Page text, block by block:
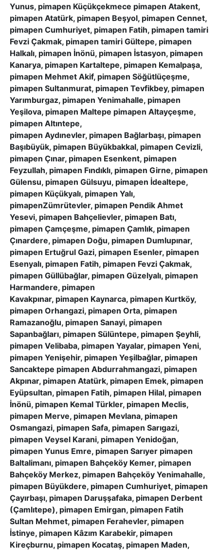
Yunus, pimapen Küçükçekmece pimapen Atakent,
pimapen Atatürk, pimapen Beşyol, pimapen Cennet,
pimapen Cumhuriyet, pimapen Fatih, pimapen tamiri
Fevzi Çakmak, pimapen tamiri Gültepe, pimapen
Halkalı, pimapen İnönü, pimapen İstasyon, pimapen
Kanarya, pimapen Kartaltepe, pimapen Kemalpaşa,
pimapen Mehmet Akif, pimapen Söğütlüçeşme,
pimapen Sultanmurat, pimapen Tevfikbey, pimapen
Yarımburgaz, pimapen Yenimahalle, pimapen
Yeşilova, pimapen Maltepe pimapen Altayçeşme,
pimapen Altıntepe,
pimapen Aydınevler, pimapen Bağlarbaşı, pimapen
Başıbüyük, pimapen Büyükbakkal, pimapen Cevizli,
pimapen Çınar, pimapen Esenkent, pimapen
Feyzullah, pimapen Fındıklı, pimapen Girne, pimapen
Gülensu, pimapen Gülsuyu, pimapen İdealtepe,
pimapen Küçükyalı, pimapen Yalı,
pimapenZümrütevler, pimapen Pendik Ahmet
Yesevi, pimapen Bahçelievler, pimapen Batı,
pimapen Çamçeşme, pimapen Çamlık, pimapen
Çınardere, pimapen Doğu, pimapen Dumlupınar,
pimapen Ertuğrul Gazi, pimapen Esenler, pimapen
Esenyalı, pimapen Fatih, pimapen Fevzi Çakmak,
pimapen Güllübağlar, pimapen Güzelyalı, pimapen
Harmandere, pimapen
Kavakpınar, pimapen Kaynarca, pimapen Kurtköy,
pimapen Orhangazi, pimapen Orta, pimapen
Ramazanoğlu, pimapen Sanayi, pimapen
Sapanbağları, pimapen Sülüntepe, pimapen Şeyhli,
pimapen Velibaba, pimapen Yayalar, pimapen Yeni,
pimapen Yenişehir, pimapen Yeşilbağlar, pimapen
Sancaktepe pimapen Abdurrahmangazi, pimapen
Akpınar, pimapen Atatürk, pimapen Emek, pimapen
Eyüpsultan, pimapen Fatih, pimapen Hilal, pimapen
İnönü, pimapen Kemal Türkler, pimapen Meclis,
pimapen Merve, pimapen Mevlana, pimapen
Osmangazi, pimapen Safa, pimapen Sarıgazi,
pimapen Veysel Karani, pimapen Yenidoğan,
pimapen Yunus Emre, pimapen Sarıyer pimapen
Baltalimanı, pimapen Bahçeköy Kemer, pimapen
Bahçeköy Merkez, pimapen Bahçeköy Yenimahalle,
pimapen Büyükdere, pimapen Cumhuriyet, pimapen
Çayırbaşı, pimapen Daruşşafaka, pimapen Derbent
(Çamlıtepe), pimapen Emirgan, pimapen Fatih
Sultan Mehmet, pimapen Ferahevler, pimapen
İstinye, pimapen Kâzım Karabekir, pimapen
Kireçburnu, pimapen Kocataş, pimapen Maden,